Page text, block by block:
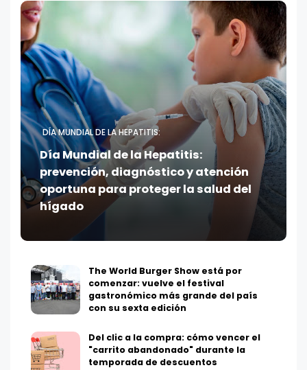
DÍA MUNDIAL DE LA HEPATITIS:
Día Mundial de la Hepatitis:
prevención, diagnóstico y atención
oportuna para proteger la salud del
hígado
The World Burger Show está por
comenzar: vuelve el festival
gastronómico más grande del país
con su sexta edición
Del clic a la compra: cómo vencer el
"carrito abandonado" durante la
temporada de descuentos